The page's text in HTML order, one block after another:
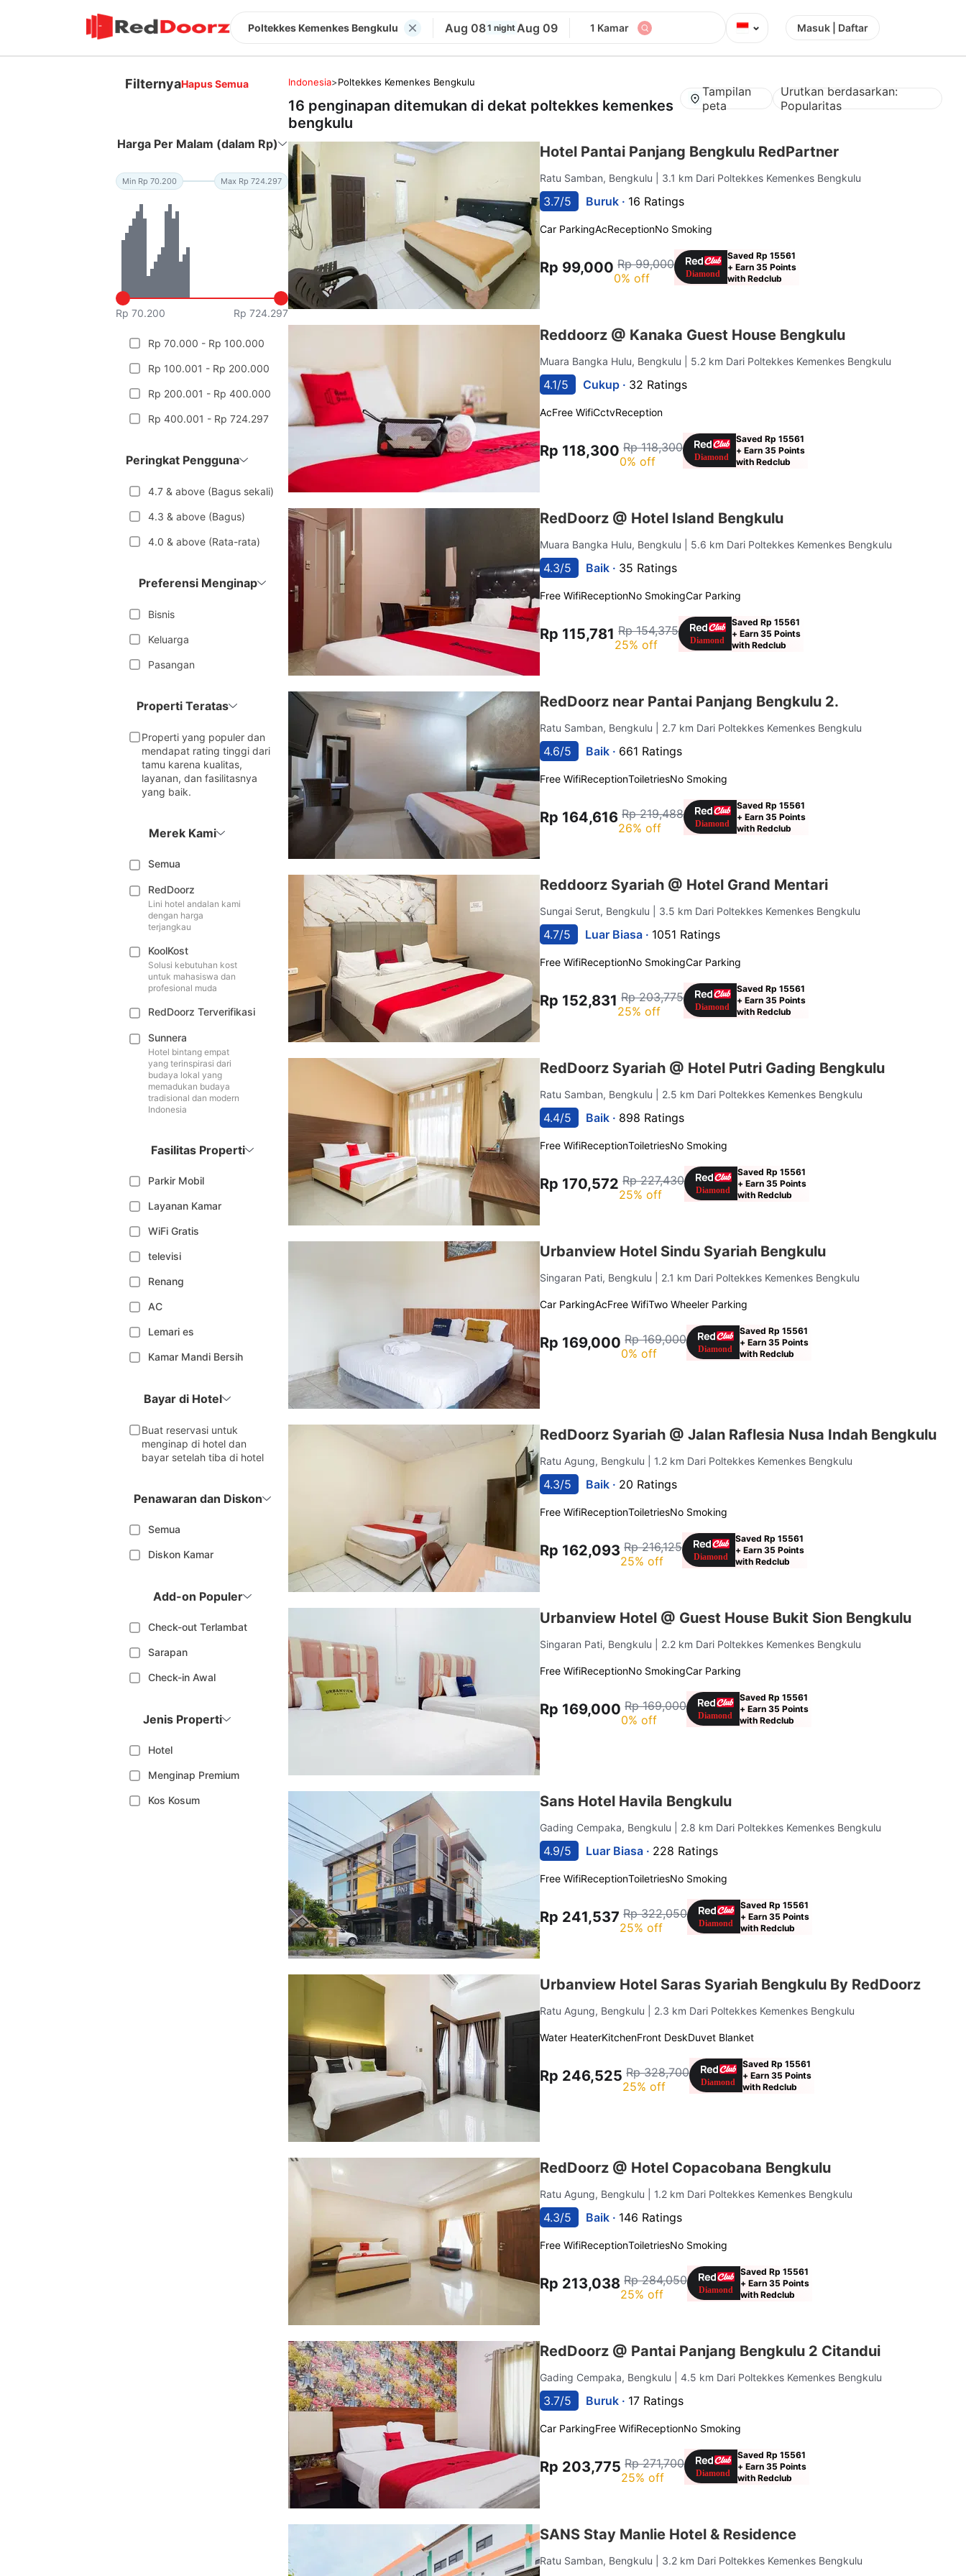
Poltekkes Kemenkes Bengkulu Aug 081 night Aug 09 1 Kamar ⌄ Masuk | Daftar
FilternyaHapus Semua
Harga Per Malam (dalam Rp)
Min Rp 70.200 Max Rp 724.297
Rp 70.200 Rp 724.297
Rp 70.000 - Rp 100.000
Rp 100.001 - Rp 200.000
Rp 200.001 - Rp 400.000
Rp 400.001 - Rp 724.297
Peringkat Pengguna
4.7 & above (Bagus sekali)
4.3 & above (Bagus)
4.0 & above (Rata-rata)
Preferensi Menginap
Bisnis
Keluarga
Pasangan
Properti Teratas
Properti yang populer dan
mendapat rating tinggi dari
tamu karena kualitas,
layanan, dan fasilitasnya
yang baik.
Merek Kami
Semua
RedDoorz
Lini hotel andalan kami
dengan harga
terjangkau
KoolKost
Solusi kebutuhan kost
untuk mahasiswa dan
profesional muda
RedDoorz Terverifikasi
Sunnera
Hotel bintang empat
yang terinspirasi dari
budaya lokal yang
memadukan budaya
tradisional dan modern
Indonesia
Fasilitas Properti
Parkir Mobil
Layanan Kamar
WiFi Gratis
televisi
Renang
AC
Lemari es
Kamar Mandi Bersih
Bayar di Hotel
Buat reservasi untuk
menginap di hotel dan
bayar setelah tiba di hotel
Penawaran dan Diskon
Semua
Diskon Kamar
Add-on Populer
Check-out Terlambat
Sarapan
Check-in Awal
Jenis Properti
Hotel
Menginap Premium
Kos Kosum
Indonesia>Poltekkes Kemenkes Bengkulu
16 penginapan ditemukan di dekat poltekkes kemenkes
bengkulu
Tampilan
peta
Urutkan berdasarkan:
Popularitas
Hotel Pantai Panjang Bengkulu RedPartner
Ratu Samban, Bengkulu | 3.1 km Dari Poltekkes Kemenkes Bengkulu
3.7/5 Buruk · 16 Ratings
Car ParkingAcReceptionNo Smoking
Rp 99,000 Rp 99,000
0% off
Saved Rp 15561
+ Earn 35 Points
with Redclub
Reddoorz @ Kanaka Guest House Bengkulu
Muara Bangka Hulu, Bengkulu | 5.2 km Dari Poltekkes Kemenkes Bengkulu
4.1/5 Cukup · 32 Ratings
AcFree WifiCctvReception
Rp 118,300 Rp 118,300
0% off
Saved Rp 15561
+ Earn 35 Points
with Redclub
RedDoorz @ Hotel Island Bengkulu
Muara Bangka Hulu, Bengkulu | 5.6 km Dari Poltekkes Kemenkes Bengkulu
4.3/5 Baik · 35 Ratings
Free WifiReceptionNo SmokingCar Parking
Rp 115,781 Rp 154,375
25% off
Saved Rp 15561
+ Earn 35 Points
with Redclub
RedDoorz near Pantai Panjang Bengkulu 2.
Ratu Samban, Bengkulu | 2.7 km Dari Poltekkes Kemenkes Bengkulu
4.6/5 Baik · 661 Ratings
Free WifiReceptionToiletriesNo Smoking
Rp 164,616 Rp 219,488
26% off
Saved Rp 15561
+ Earn 35 Points
with Redclub
Reddoorz Syariah @ Hotel Grand Mentari
Sungai Serut, Bengkulu | 3.5 km Dari Poltekkes Kemenkes Bengkulu
4.7/5 Luar Biasa · 1051 Ratings
Free WifiReceptionNo SmokingCar Parking
Rp 152,831 Rp 203,775
25% off
Saved Rp 15561
+ Earn 35 Points
with Redclub
RedDoorz Syariah @ Hotel Putri Gading Bengkulu
Ratu Samban, Bengkulu | 2.5 km Dari Poltekkes Kemenkes Bengkulu
4.4/5 Baik · 898 Ratings
Free WifiReceptionToiletriesNo Smoking
Rp 170,572 Rp 227,430
25% off
Saved Rp 15561
+ Earn 35 Points
with Redclub
Urbanview Hotel Sindu Syariah Bengkulu
Singaran Pati, Bengkulu | 2.1 km Dari Poltekkes Kemenkes Bengkulu
Car ParkingAcFree WifiTwo Wheeler Parking
Rp 169,000 Rp 169,000
0% off
Saved Rp 15561
+ Earn 35 Points
with Redclub
RedDoorz Syariah @ Jalan Raflesia Nusa Indah Bengkulu
Ratu Agung, Bengkulu | 1.2 km Dari Poltekkes Kemenkes Bengkulu
4.3/5 Baik · 20 Ratings
Free WifiReceptionToiletriesNo Smoking
Rp 162,093 Rp 216,125
25% off
Saved Rp 15561
+ Earn 35 Points
with Redclub
Urbanview Hotel @ Guest House Bukit Sion Bengkulu
Singaran Pati, Bengkulu | 2.2 km Dari Poltekkes Kemenkes Bengkulu
Free WifiReceptionNo SmokingCar Parking
Rp 169,000 Rp 169,000
0% off
Saved Rp 15561
+ Earn 35 Points
with Redclub
Sans Hotel Havila Bengkulu
Gading Cempaka, Bengkulu | 2.8 km Dari Poltekkes Kemenkes Bengkulu
4.9/5 Luar Biasa · 228 Ratings
Free WifiReceptionToiletriesNo Smoking
Rp 241,537 Rp 322,050
25% off
Saved Rp 15561
+ Earn 35 Points
with Redclub
Urbanview Hotel Saras Syariah Bengkulu By RedDoorz
Ratu Agung, Bengkulu | 2.3 km Dari Poltekkes Kemenkes Bengkulu
Water HeaterKitchenFront DeskDuvet Blanket
Rp 246,525 Rp 328,700
25% off
Saved Rp 15561
+ Earn 35 Points
with Redclub
RedDoorz @ Hotel Copacobana Bengkulu
Ratu Agung, Bengkulu | 1.2 km Dari Poltekkes Kemenkes Bengkulu
4.3/5 Baik · 146 Ratings
Free WifiReceptionToiletriesNo Smoking
Rp 213,038 Rp 284,050
25% off
Saved Rp 15561
+ Earn 35 Points
with Redclub
RedDoorz @ Pantai Panjang Bengkulu 2 Citandui
Gading Cempaka, Bengkulu | 4.5 km Dari Poltekkes Kemenkes Bengkulu
3.7/5 Buruk · 17 Ratings
Car ParkingFree WifiReceptionNo Smoking
Rp 203,775 Rp 271,700
25% off
Saved Rp 15561
+ Earn 35 Points
with Redclub
SANS Stay Manlie Hotel & Residence
Ratu Samban, Bengkulu | 3.2 km Dari Poltekkes Kemenkes Bengkulu